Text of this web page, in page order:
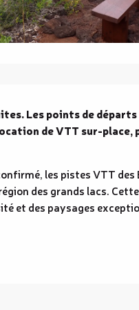
Les points de
de VTT sur-
les pistes VTT des
des grands lacs.
et des paysages